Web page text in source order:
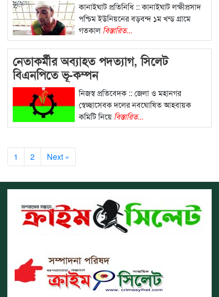
কানাইঘাট প্রতিনিধি :: কানাইঘাট লক্ষীপ্রসাদ
পশ্চিম ইউনিয়নের বড়বন্দ ১ম খন্ড গ্রামে
গতকালবিস্তারিত...
নেতাকর্মীর অব্যাহত পদত্যাগ, সিলেট
বিএনপিতে ভূ-কম্পন
নিজস্ব প্রতিবেদক :: জেলা ও মহানগর
স্বেচ্ছাসেবক দলের নবঘোষিত আহবায়ক
কমিটি নিয়ে বিস্তারিত...
1 2 Next »